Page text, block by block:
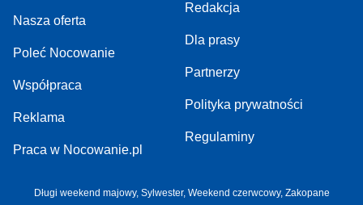
Nasza oferta
Poleć Nocowanie
Współpraca
Reklama
Praca w Nocowanie.pl
Redakcja
Dla prasy
Partnerzy
Polityka prywatności
Regulaminy
Długi weekend majowy, Sylwester, Weekend czerwcowy, Zakopane